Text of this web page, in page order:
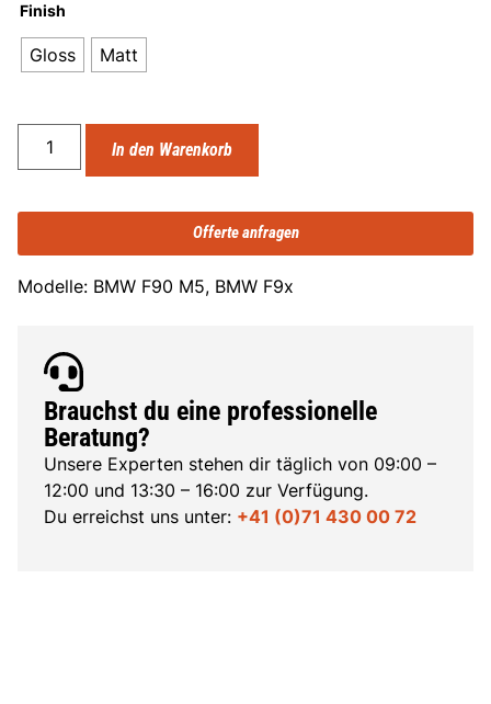
Finish
Gloss Matt
In den Warenkorb
Offerte anfragen
Modelle: BMW F90 M5, BMW F9x
Brauchst du eine professionelle
Beratung?
Unsere Experten stehen dir täglich von 09:00 –
12:00 und 13:30 – 16:00 zur Verfügung.
Du erreichst uns unter: +41 (0)71 430 00 72